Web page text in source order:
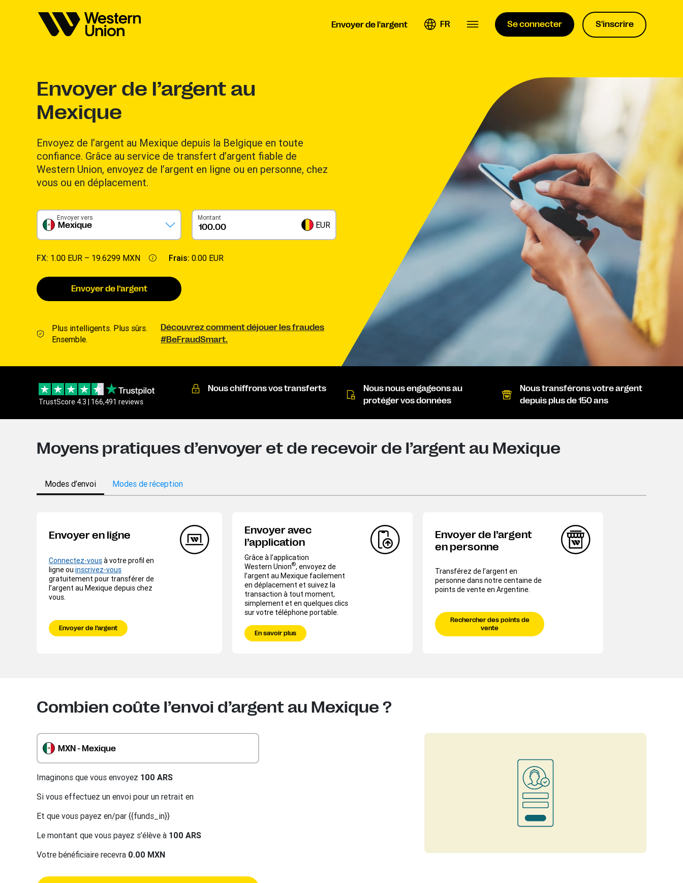
Envoyer de l'argent FR Se connecter S'inscrire
Envoyer de l’argent au
Mexique
Envoyez de l’argent au Mexique depuis la Belgique en toute
confiance. Grâce au service de transfert d’argent fiable de
Western Union, envoyez de l’argent en ligne ou en personne, chez
vous ou en déplacement.
Mexique
Envoyer vers Montant
EUR
FX: 1.00 EUR – 19.6299 MXN Frais: 0.00 EUR
Envoyer de l’argent
Plus intelligents. Plus sûrs.
Ensemble.
Découvrez comment déjouer les fraudes
#BeFraudSmart.
TrustScore 4.3 | 166,491 reviews
Nous chiffrons vos transferts
Nous nous engageons au
protéger vos données
Nous transférons votre argent
depuis plus de 150 ans
Moyens pratiques d’envoyer et de recevoir de l’argent au Mexique
Modes d’envoi Modes de réception
Envoyer en ligne
Connectez-vousà votre profil en
ligne ou inscrivez-vous
gratuitement pour transférer de
l’argent au Mexique depuis chez
vous.
Envoyer de l’argent
Envoyer avec
l’application
Grâce à l’application
Western Union®, envoyez de
l’argent au Mexique facilement
en déplacement et suivez la
transaction à tout moment,
simplement et en quelques clics
sur votre téléphone portable.
En savoir plus
Envoyer de l’argent
en personne
Transférez de l’argent en
personne dans notre centaine de
points de vente en Argentine.
Rechercher des points de
vente
Combien coûte l’envoi d’argent au Mexique ?
MXN - Mexique
Imaginons que vous envoyez 100 ARS
Si vous effectuez un envoi pour un retrait en
Et que vous payez en/par {{funds_in}}
Le montant que vous payez s’élève à 100 ARS
Votre bénéficiaire recevra 0.00 MXN